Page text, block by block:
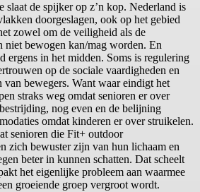
slaat de spijker op z’n kop. Nederland is
doorgeslagen, ook op het gebied
zowel om de veiligheid als de
niet bewogen kan/mag worden. En
ergens in het midden. Soms is regulering
op de sociale vaardigheden en
van bewegers. Want waar eindigt het
straks weg omdat senioren er over
nog even en de belijning
omdat kinderen er over struikelen.
senioren die Fit+ outdoor
zich bewuster zijn van hun lichaam en
beter in kunnen schatten. Dat scheelt
het eigenlijke probleem aan waarmee
groeiende groep vergroot wordt.